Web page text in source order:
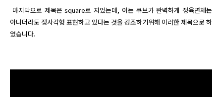
아니더라도 정사각형 표현하고 있다는 것을 강조하기위해 이러한 제목으로 하
였습니다.